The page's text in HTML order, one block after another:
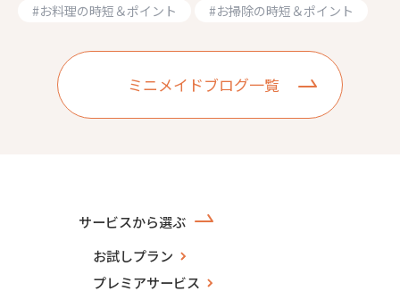
#お料理の時短＆ポイント #お掃除の時短＆ポイント
ミニメイドブログ一覧
サービスから選ぶ
お試しプラン
プレミアサービス